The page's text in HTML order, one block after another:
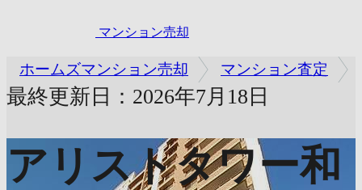
マンション売却
ホームズマンション売却 マンション査定
最終更新日：2026年7月18日
アリストタワー和